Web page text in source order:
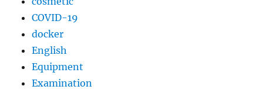
COVID-19
docker
English
Equipment
Examination